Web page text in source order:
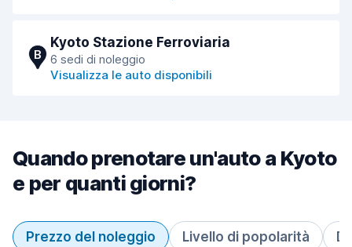
B
Kyoto Stazione Ferroviaria
6 sedi di noleggio
Visualizza le auto disponibili
Quando prenotare un'auto a Kyoto
e per quanti giorni?
Prezzo del noleggio Livello di popolarità